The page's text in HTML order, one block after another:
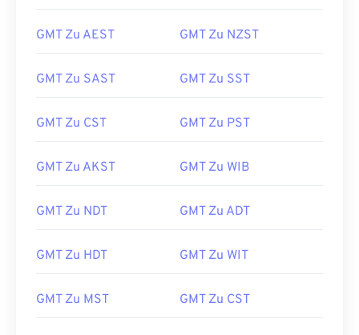
GMT Zu AEST GMT Zu NZST
GMT Zu SAST GMT Zu SST
GMT Zu CST GMT Zu PST
GMT Zu AKST GMT Zu WIB
GMT Zu NDT GMT Zu ADT
GMT Zu HDT GMT Zu WIT
GMT Zu MST GMT Zu CST